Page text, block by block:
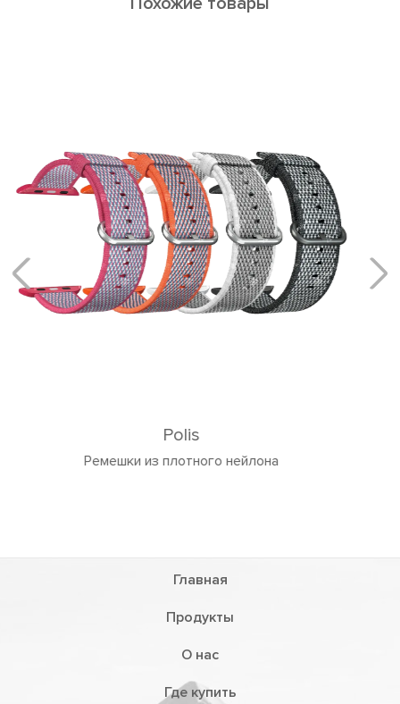
LIBERTAS
Ремешки из керамики
Главная
Продукты
О нас
Где купить